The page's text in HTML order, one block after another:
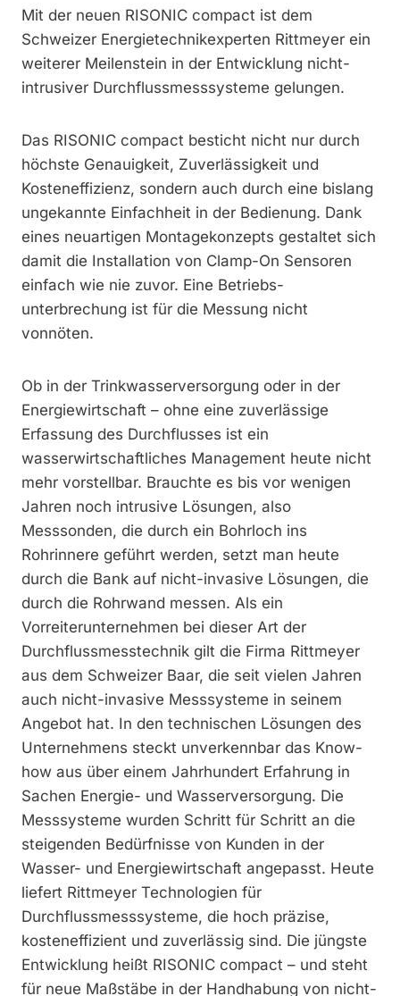
Mit der neuen RISONIC compact ist dem
Schweizer Energietechnikexperten Rittmeyer ein
weiterer Meilenstein in der Entwicklung nicht-
intrusiver Durchflussmesssysteme gelungen.
Das RISONIC compact besticht nicht nur durch
höchste Genauigkeit, Zuverlässigkeit und
Kosteneffizienz, sondern auch durch eine bislang
ungekannte Einfachheit in der Bedienung. Dank
eines neuartigen Montagekonzepts gestaltet sich
damit die Installation von Clamp-On Sensoren
einfach wie nie zuvor. Eine Betriebs­
unterbrechung ist für die Messung nicht
vonnöten.
Ob in der Trinkwasserversorgung oder in der
Energiewirtschaft – ohne eine zuverlässige
Erfassung des Durchflusses ist ein
wasserwirtschaftliches Management heute nicht
mehr vorstellbar. Brauchte es bis vor wenigen
Jahren noch intrusive Lösungen, also
Messsonden, die durch ein Bohrloch ins
Rohrinnere geführt werden, setzt man heute
durch die Bank auf nicht-invasive Lösungen, die
durch die Rohrwand messen. Als ein
Vorreiterunternehmen bei dieser Art der
Durchflussmesstechnik gilt die Firma Rittmeyer
aus dem Schweizer Baar, die seit vielen Jahren
auch nicht-invasive Messsysteme in seinem
Angebot hat. In den technischen Lösungen des
Unternehmens steckt unverkennbar das Know-
how aus über einem Jahrhundert Erfahrung in
Sachen Energie- und Wasserversorgung. Die
Messsysteme wurden Schritt für Schritt an die
steigenden Bedürfnisse von Kunden in der
Wasser- und Energiewirtschaft angepasst. Heute
liefert Rittmeyer Technologien für
Durchflussmesssysteme, die hoch präzise,
kosteneffizient und zuverlässig sind. Die jüngste
Entwicklung heißt RISONIC compact – und steht
für neue Maßstäbe in der Handhabung von nicht-